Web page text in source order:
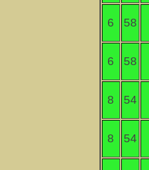
6 58
6 58
8 54
8 54